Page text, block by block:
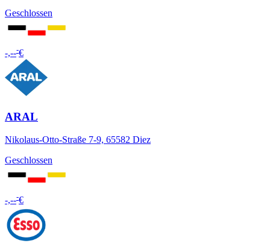
Geschlossen
-,---€
ARAL
Nikolaus-Otto-Straße 7-9, 65582 Diez
Geschlossen
-,---€